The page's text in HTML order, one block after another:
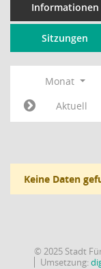
Informationen
Sitzungen
Monat
Aktuell
Keine Daten
© 2025 Stadt
Umsetzung: